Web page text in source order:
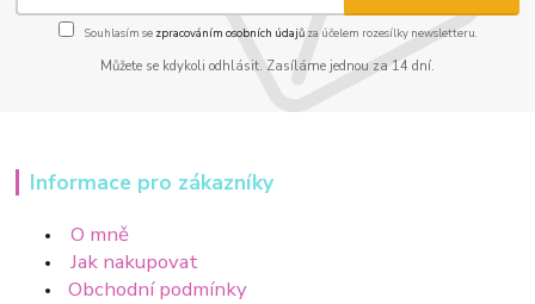
Souhlasím se zpracováním osobních údajůza účelem rozesílky newsletteru.
Můžete se kdykoli odhlásit. Zasíláme jednou za 14 dní.
Informace pro zákazníky
O mně
Jak nakupovat
Obchodní podmínky